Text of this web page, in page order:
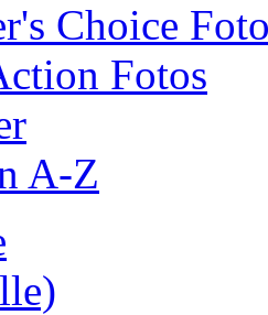
Choice
Fotos
A-Z